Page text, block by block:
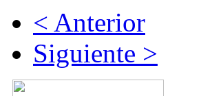
< Anterior
Siguiente >